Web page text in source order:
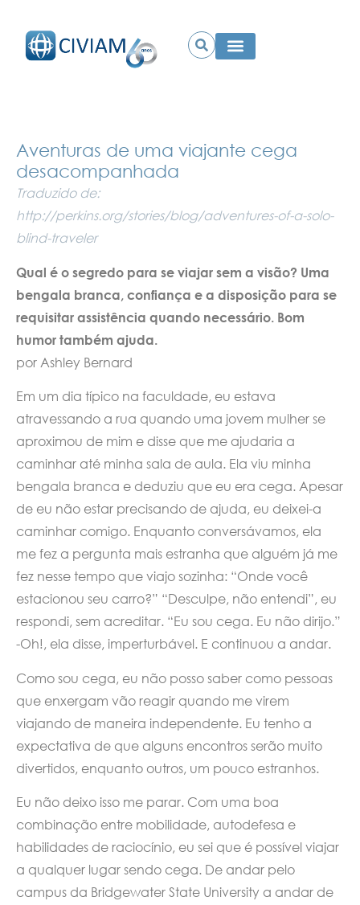
Aventuras de uma viajante cega
desacompanhada
Traduzido de:
http://perkins.org/stories/blog/adventures-of-a-solo-
blind-traveler
Qual é o segredo para se viajar sem a visão? Uma
bengala branca, confiança e a disposição para se
requisitar assistência quando necessário. Bom
humor também ajuda.
por Ashley Bernard
Em um dia típico na faculdade, eu estava
atravessando a rua quando uma jovem mulher se
aproximou de mim e disse que me ajudaria a
caminhar até minha sala de aula. Ela viu minha
bengala branca e deduziu que eu era cega. Apesar
de eu não estar precisando de ajuda, eu deixei-a
caminhar comigo. Enquanto conversávamos, ela
me fez a pergunta mais estranha que alguém já me
fez nesse tempo que viajo sozinha: “Onde você
estacionou seu carro?” “Desculpe, não entendi”, eu
respondi, sem acreditar. “Eu sou cega. Eu não dirijo.”
-Oh!, ela disse, imperturbável. E continuou a andar.
Como sou cega, eu não posso saber como pessoas
que enxergam vão reagir quando me virem
viajando de maneira independente. Eu tenho a
expectativa de que alguns encontros serão muito
divertidos, enquanto outros, um pouco estranhos.
Eu não deixo isso me parar. Com uma boa
combinação entre mobilidade, autodefesa e
habilidades de raciocínio, eu sei que é possível viajar
a qualquer lugar sendo cega. De andar pelo
campus da Bridgewater State University a andar de